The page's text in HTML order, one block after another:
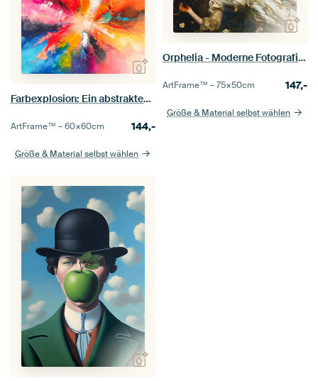
Farbexplosion: Ein abstraktes Gemälde in dynamischer Komposition
ArtFrame™ –60×60cm 144,-
Größe & Material selbst wählen
Orphelia - Moderne Fotografie nach John Everett Millais' Multistarwerk
ArtFrame™ –75×50cm 147,-
Größe & Material selbst wählen